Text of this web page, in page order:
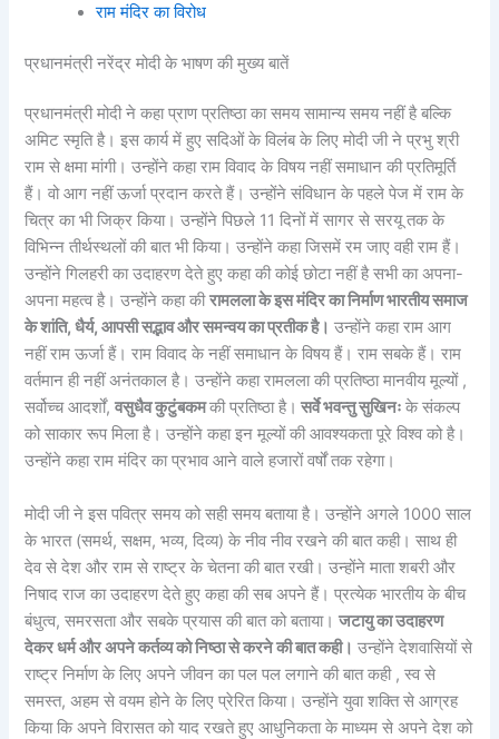
राम मंदिर का विरोध
प्रधानमंत्री नरेंद्र मोदी के भाषण की मुख्य बातें
प्रधानमंत्री मोदी ने कहा प्राण प्रतिष्ठा का समय सामान्य समय नहीं है बल्कि
अमिट स्मृति है। इस कार्य में हुए सदिओं के विलंब के लिए मोदी जी ने प्रभु श्री
राम से क्षमा मांगी। उन्होंने कहा राम विवाद के विषय नहीं समाधान की प्रतिमूर्ति
हैं। वो आग नहीं ऊर्जा प्रदान करते हैं। उन्होंने संविधान के पहले पेज में राम के
चित्र का भी जिक्र किया। उन्होंने पिछले 11 दिनों में सागर से सरयू तक के
विभिन्न तीर्थस्थलों की बात भी किया। उन्होंने कहा जिसमें रम जाए वही राम हैं।
उन्होंने गिलहरी का उदाहरण देते हुए कहा की कोई छोटा नहीं है सभी का अपना-
अपना महत्व है। उन्होंने कहा कीरामलला के इस मंदिर का निर्माण भारतीय समाज
के शांति, धैर्य, आपसी सद्भाव और समन्वय का प्रतीक है। उन्होंने कहा राम आग
नहीं राम ऊर्जा हैं। राम विवाद के नहीं समाधान के विषय हैं। राम सबके हैं। राम
वर्तमान ही नहीं अनंतकाल है। उन्होंने कहा रामलला की प्रतिष्ठा मानवीय मूल्यों ,
सर्वोच्च आदर्शों,वसुधैव कुटुंबकमकी प्रतिष्ठा है। सर्वे भवन्तु सुखिनःके संकल्प
को साकार रूप मिला है। उन्होंने कहा इन मूल्यों की आवश्यकता पूरे विश्व को है।
उन्होंने कहा राम मंदिर का प्रभाव आने वाले हजारों वर्षों तक रहेगा।
मोदी जी ने इस पवित्र समय को सही समय बताया है। उन्होंने अगले 1000 साल
के भारत (समर्थ, सक्षम, भव्य, दिव्य) के नीव नीव रखने की बात कही। साथ ही
देव से देश और राम से राष्ट्र के चेतना की बात रखी। उन्होंने माता शबरी और
निषाद राज का उदाहरण देते हुए कहा की सब अपने हैं। प्रत्येक भारतीय के बीच
बंधुत्व, समरसता और सबके प्रयास की बात को बताया।जटायु का उदाहरण
देकर धर्म और अपने कर्तव्य को निष्ठा से करने की बात कही। उन्होंने देशवासियों से
राष्ट्र निर्माण के लिए अपने जीवन का पल पल लगाने की बात कही , स्व से
समस्त, अहम से वयम होने के लिए प्रेरित किया। उन्होंने युवा शक्ति से आग्रह
किया कि अपने विरासत को याद रखते हुए आधुनिकता के माध्यम से अपने देश को